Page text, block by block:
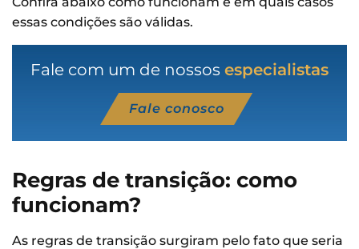
essas condições são válidas.
Fale com um de nossos especialistas
Fale conosco
Regras de transição: como
funcionam?
As regras de transição surgiram pelo fato que seria